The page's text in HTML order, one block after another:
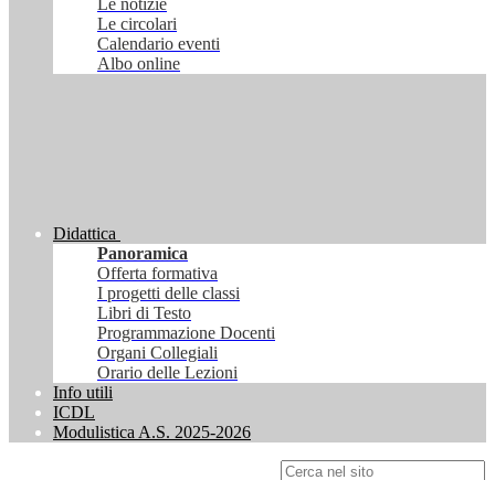
Le notizie
Le circolari
Calendario eventi
Albo online
Didattica
Panoramica
Offerta formativa
I progetti delle classi
Libri di Testo
Programmazione Docenti
Organi Collegiali
Orario delle Lezioni
Info utili
ICDL
Modulistica A.S. 2025-2026